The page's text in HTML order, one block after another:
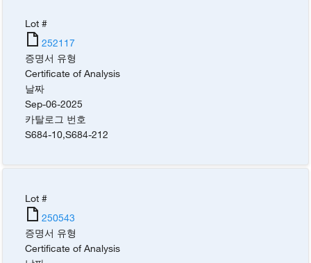
Lot #
252117
증명서 유형
Certificate of Analysis
날짜
Sep-06-2025
카탈로그 번호
S684-10,S684-212
Lot #
250543
증명서 유형
Certificate of Analysis